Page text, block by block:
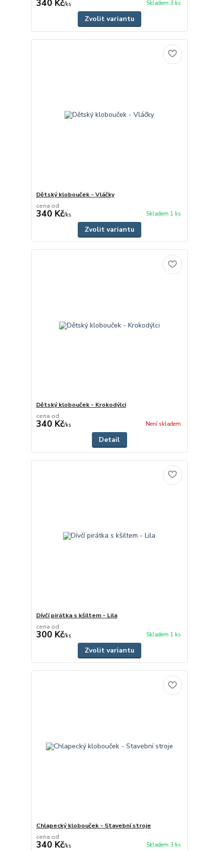
340 Kč/ks Skladem 3 ks
Zvolit variantu
Dětský klobouček - Vláčky
cena od
340 Kč/ks Skladem 1 ks
Zvolit variantu
Dětský klobouček - Krokodýlci
cena od
340 Kč/ks Není skladem
Detail
Dívčí pirátka s kšiltem - Lila
cena od
300 Kč/ks Skladem 1 ks
Zvolit variantu
Chlapecký klobouček - Stavební stroje
cena od
340 Kč/ks Skladem 3 ks